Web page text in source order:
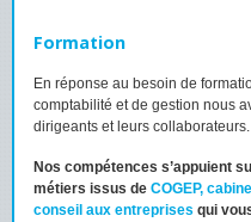
Formation
En réponse au besoin de
comptabilité et de gestion nous
dirigeants et leurs collaborateurs.
Nos compétences s’appuient
métiers issus de COGEP,
conseil aux entreprises qui